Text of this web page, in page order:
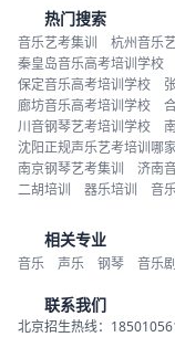
热门搜索
音乐艺考集训 杭州音乐
秦皇岛音乐高考培训学校
保定音乐高考培训学校
廊坊音乐高考培训学校
川音钢琴艺考培训学校
沈阳正规声乐艺考培训哪
南京钢琴艺考集训
济南
二胡培训
器乐培训 音
相关专业
音乐 声乐 钢琴 音乐剧
联系我们
北京招生热线：